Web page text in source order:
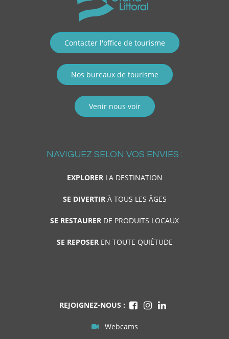
Contacter l'office de tourisme
Nos bureaux de tourisme
Venir nous voir
NAVIGUEZ SELON VOS ENVIES :
EXPLORERLA DESTINATION
SE DIVERTIRÀ TOUS LES ÂGES
SE RESTAURER DE PRODUITS LOCAUX
SE REPOSEREN TOUTE QUIÉTUDE
REJOIGNEZ-NOUS :
Webcams